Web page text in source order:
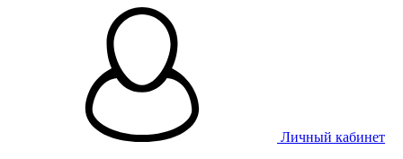
Личный кабинет